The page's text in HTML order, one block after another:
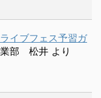
イブフェス予習ガ
業部 松井 より